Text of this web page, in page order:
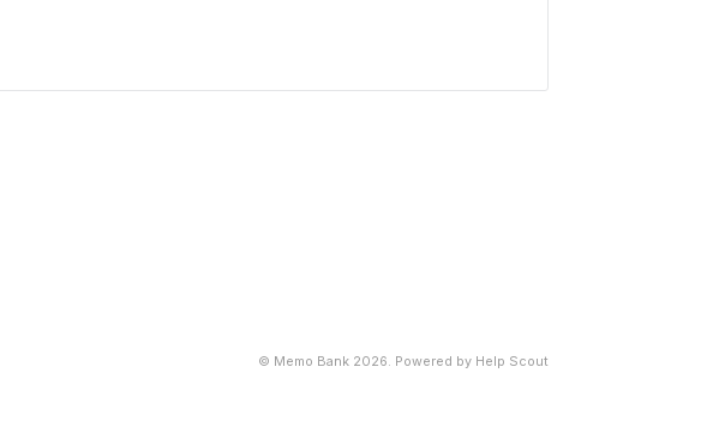
© Memo Bank 2026. Powered by Help Scout